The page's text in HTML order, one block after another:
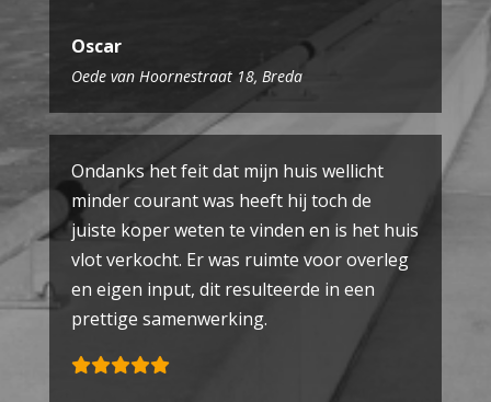
Oscar
Oede van Hoornestraat 18, Breda
Ondanks het feit dat mijn huis wellicht
minder courant was heeft hij toch de
juiste koper weten te vinden en is het huis
vlot verkocht. Er was ruimte voor overleg
en eigen input, dit resulteerde in een
prettige samenwerking.